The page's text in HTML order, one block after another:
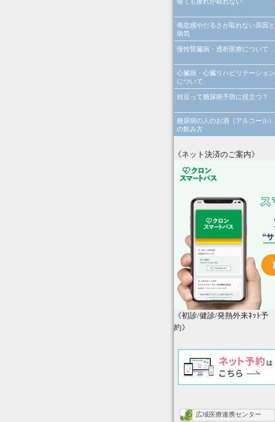
倦怠感やだるさが取れない原因と
病気
慢性腎臓病・透析医療について
心臓病・心臓リハビリテーション
について
枝豆って糖尿病予防に役立つ？
糖尿病の人のお酒（アルコール）
の飲み方
《ネット決済のご案内》
《初診/健診/発熱外来ﾈｯﾄ予
約》
広域医療連携センター